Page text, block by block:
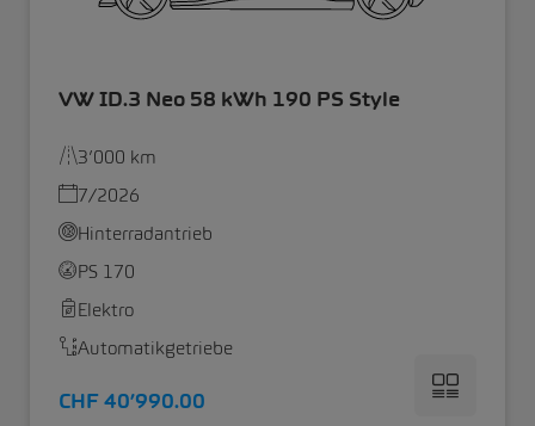
VW ID.3 Neo 58 kWh 190 PS Style
3’000 km
7/2026
Hinterradantrieb
PS 170
Elektro
Automatikgetriebe
CHF 40’990.00